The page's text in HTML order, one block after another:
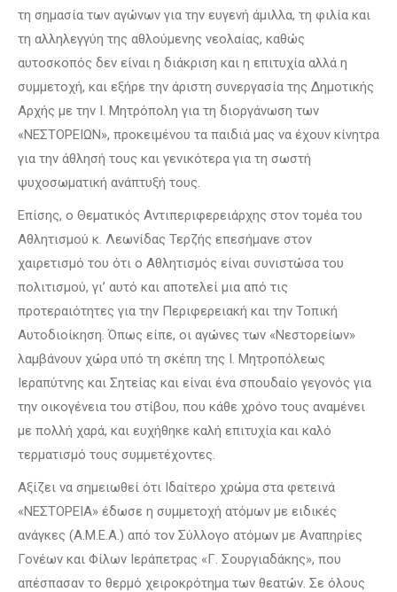
τη σημασία των αγώνων για την ευγενή άμιλλα, τη φιλία και
τη αλληλεγγύη της αθλούμενης νεολαίας, καθώς
αυτοσκοπός δεν είναι η διάκριση και η επιτυχία αλλά η
συμμετοχή, και εξήρε την άριστη συνεργασία της Δημοτικής
Αρχής με την Ι. Μητρόπολη για τη διοργάνωση των
«ΝΕΣΤΟΡΕΙΩΝ», προκειμένου τα παιδιά μας να έχουν κίνητρα
για την άθλησή τους και γενικότερα για τη σωστή
ψυχοσωματική ανάπτυξή τους.
Επίσης, ο Θεματικός Αντιπεριφερειάρχης στον τομέα του
Αθλητισμού κ. Λεωνίδας Τερζής επεσήμανε στον
χαιρετισμό του ότι ο Αθλητισμός είναι συνιστώσα του
πολιτισμού, γι’ αυτό και αποτελεί μια από τις
προτεραιότητες για την Περιφερειακή και την Τοπική
Αυτοδιοίκηση. Όπως είπε, οι αγώνες των «Νεστορείων»
λαμβάνουν χώρα υπό τη σκέπη της Ι. Μητροπόλεως
Ιεραπύτνης και Σητείας και είναι ένα σπουδαίο γεγονός για
την οικογένεια του στίβου, που κάθε χρόνο τους αναμένει
με πολλή χαρά, και ευχήθηκε καλή επιτυχία και καλό
τερματισμό τους συμμετέχοντες.
Αξίζει να σημειωθεί ότι Ιδαίτερο χρώμα στα φετεινά
«ΝΕΣΤΟΡΕΙΑ» έδωσε η συμμετοχή ατόμων με ειδικές
ανάγκες (Α.Μ.Ε.Α.) από τον Σύλλογο ατόμων με Αναπηρίες
Γονέων και Φίλων Ιεράπετρας «Γ. Σουργιαδάκης», που
απέσπασαν το θερμό χειροκρότημα των θεατών. Σε όλους